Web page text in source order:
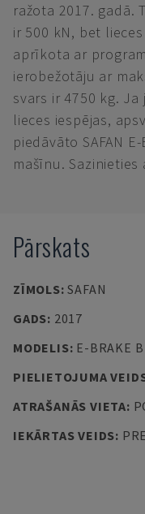
ražota 2017. gadā.
ir 500 kN, bet
aprīkota ar
ierobežotāju ar
svars ir 4750 kg.
lieces iespējas,
piedāvāto SAFAN
mašīnu.
Pārskats
ZĪMOLS:SAFAN
GADS: 2017
MODELIS: E-BRAKE
PIELIETOJUMA
ATRAŠANĀS VIETA:
IEKĀRTAS VEIDS: